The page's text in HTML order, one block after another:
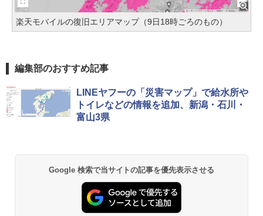
楽天モバイルの復旧エリアマップ（9日18時ごろのもの）
編集部のおすすめ記事
LINEヤフーの「災害マップ」で給水所や
トイレなどの情報を追加、新潟・石川・
富山3県
Google 検索で当サイトの記事を優先表示させる